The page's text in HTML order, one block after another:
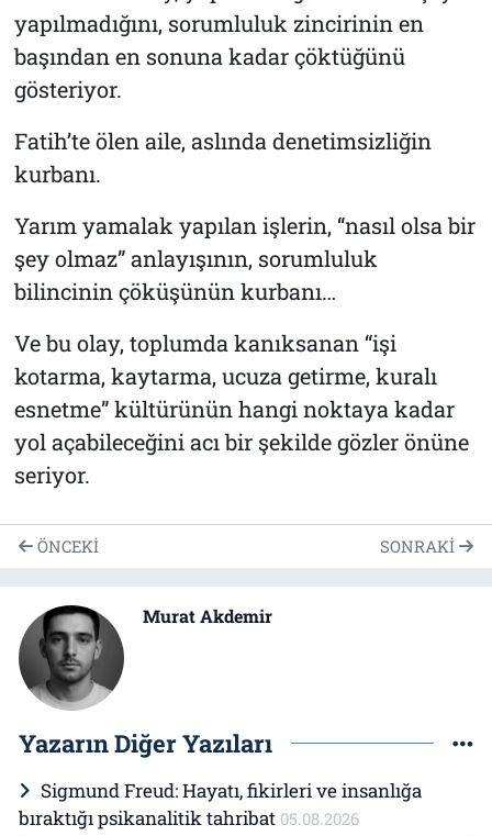
yapılmadığını, sorumluluk zincirinin en
başından en sonuna kadar çöktüğünü
gösteriyor.
Fatih’te ölen aile, aslında denetimsizliğin
kurbanı.
Yarım yamalak yapılan işlerin, “nasıl olsa bir
şey olmaz” anlayışının, sorumluluk
bilincinin çöküşünün kurbanı…
Ve bu olay, toplumda kanıksanan “işi
kotarma, kaytarma, ucuza getirme, kuralı
esnetme” kültürünün hangi noktaya kadar
yol açabileceğini acı bir şekilde gözler önüne
seriyor.
ÖNCEKI SONRAKI
Murat Akdemir
Yazarın Diğer Yazıları
Sigmund Freud: Hayatı, fikirleri ve insanlığa
bıraktığı psikanalitik tahribat 05.08.2026